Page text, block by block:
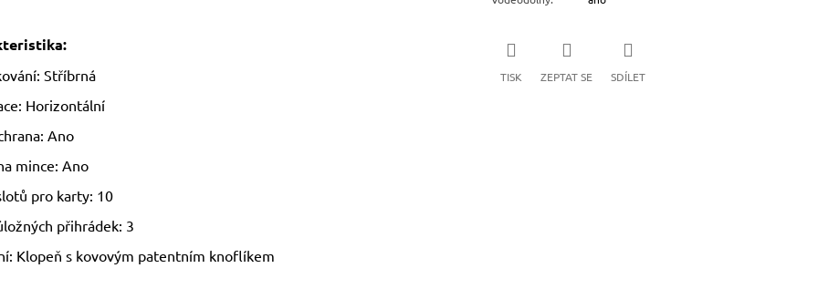
Stříbrná
Horizontální
Ano
mince: Ano
pro karty: 10
přihrádek: 3
Klopeň s kovovým patentním knoflíkem
TISK ZEPTAT SE SDÍLET